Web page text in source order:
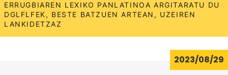
ERRUGBIAREN LEXIKO PANLATINOA ARGITARATU DU
DGLFLFEK, BESTE BATZUEN ARTEAN, UZEIREN
LANKIDETZAZ
2023/08/29